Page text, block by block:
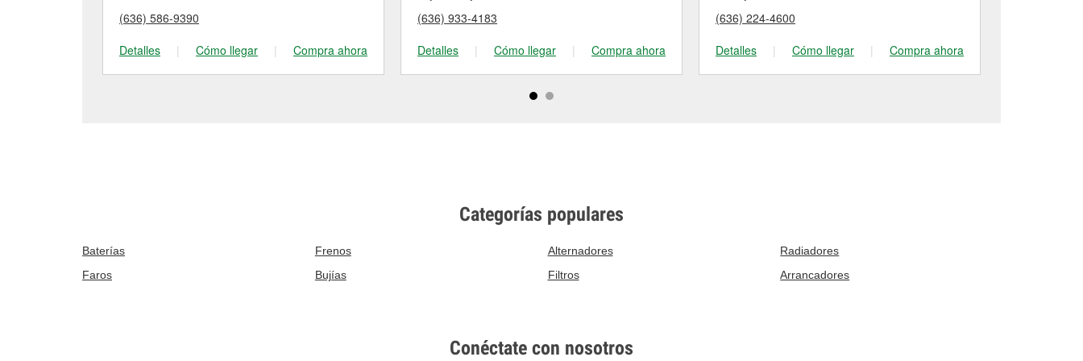
(636) 586-9390
Detalles
| Cómo llegar | Compra ahora
(636) 933-4183
Detalles
| Cómo llegar | Compra ahora
(636) 224-4600
Detalles
| Cómo llegar | Compra ahora
Categorías populares
Baterías Frenos Alternadores
Radiadores
Faros
Bujías Filtros Arrancadores
Conéctate con nosotros